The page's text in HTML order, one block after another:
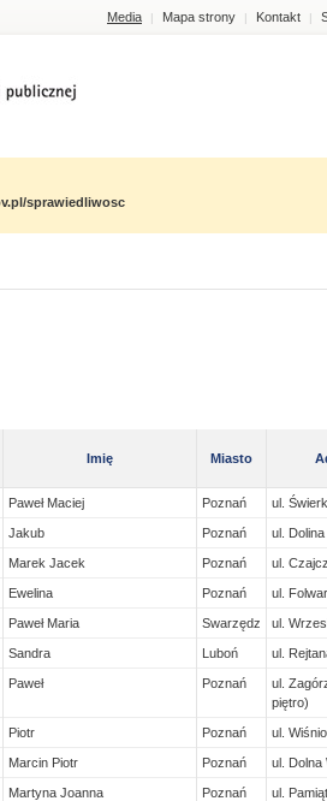
Media | Mapa strony | Kontakt |
sprawiedliwosc
Imię Miasto
Paweł Maciej Poznań ul.
Jakub Poznań ul.
Marek Jacek Poznań ul.
Ewelina Poznań ul.
Paweł Maria Swarzędz ul.
Sandra Luboń ul.
Paweł Poznań
ul.
piętro)
Piotr Poznań ul.
Marcin Piotr Poznań ul. Dolna
Martyna Joanna Poznań ul.